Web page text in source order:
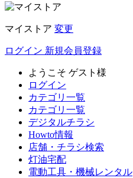
マイストア 変更
ログイン 新規会員登録
ようこそ ゲスト様
ログイン
カテゴリ一覧
カテゴリ一覧
デジタルチラシ
Howto情報
店舗・チラシ検索
灯油宅配
電動工具・機械レンタル